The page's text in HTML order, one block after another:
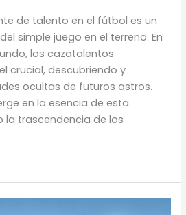
de talento en el fútbol es un
simple juego en el terreno. En
los cazatalentos
crucial, descubriendo y
ocultas de futuros astros.
en la esencia de esta
la trascendencia de los